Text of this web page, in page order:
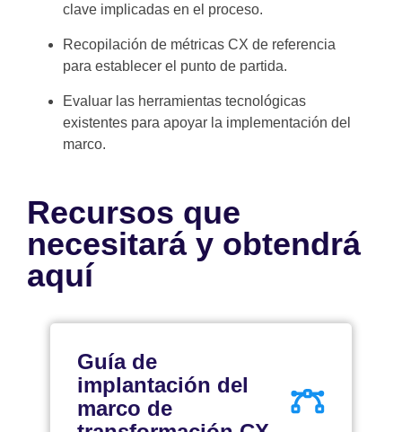
clave implicadas en el proceso.
Recopilación de métricas CX de referencia
para establecer el punto de partida.
Evaluar las herramientas tecnológicas
existentes para apoyar la implementación del
marco.
Recursos que
necesitará y obtendrá
aquí
Guía de
implantación del
marco de